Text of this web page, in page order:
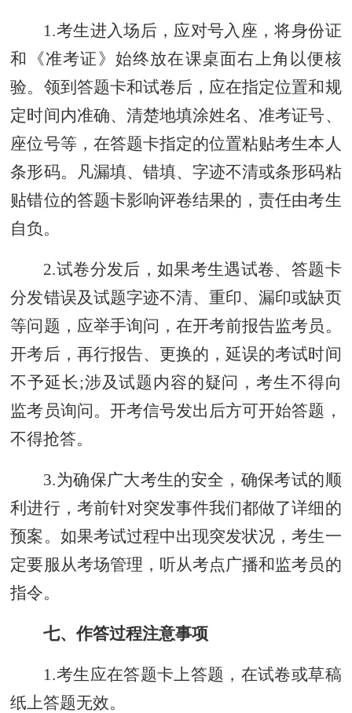
1.考生进入场后， 应对号入座，将身份证
和《准考证》始终放在课桌面右上角以便核
验。领到答题卡和试卷后，应在指定位置和规
定时间内准确、清楚地填涂姓名、准考证号、
座位号等，在答题卡指定的位置粘贴考生本人
条形码。凡漏填、错填、字迹不清或条形码粘
贴错位的答题卡影响评卷结果的，责任由考生
自负。
2.试卷分发后，如果考生遇试卷、答题卡
分发错误及试题字迹不清、重印、漏印或缺页
等问题，应举手询问，在开考前报告监考员。
开考后，再行报告、更换的，延误的考试时间
不予延长;涉及试题内容的疑问，考生不得向
监考员询问。 开考信号发出后方可开始答题，
不得抢答。
3.为确保广大考生的安全，确保考试的顺
利进行，考前针对突发事件我们都做了详细的
预案。如果考试过程中出现突发状况，考生一
定要服从考场管理，听从考点广播和监考员的
指令。
七、作答过程注意事项
1.考生应在答题卡上答题，在试卷或草稿
纸上答题无效。